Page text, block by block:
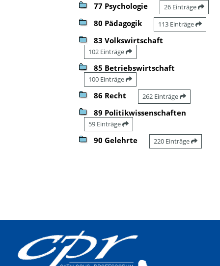
77 Psychologie 26 Einträge
80 Pädagogik 113 Einträge
83 Volkswirtschaft
102 Einträge
85 Betriebswirtschaft
100 Einträge
86 Recht 262 Einträge
89 Politikwissenschaften
59 Einträge
90 Gelehrte 220 Einträge